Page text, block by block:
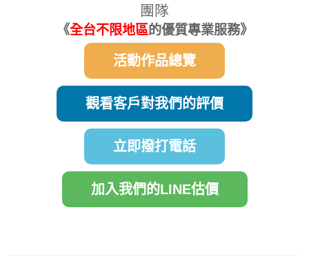
團隊
《全台不限地區的優質專業服務》
活動作品總覽
觀看客戶對我們的評價
立即撥打電話
加入我們的LINE估價